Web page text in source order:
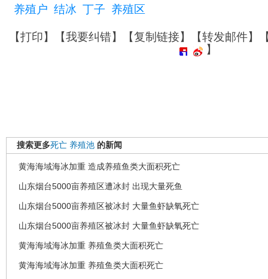
养殖户 结冰 丁子 养殖区
【打印】【我要纠错】【复制链接】【转发邮件】
】
搜索更多死亡 养殖池 的新闻
黄海海域海冰加重 造成养殖鱼类大面积死亡
山东烟台5000亩养殖区遭冰封 出现大量死鱼
山东烟台5000亩养殖区被冰封 大量鱼虾缺氧死亡
山东烟台5000亩养殖区被冰封 大量鱼虾缺氧死亡
黄海海域海冰加重 养殖鱼类大面积死亡
黄海海域海冰加重 养殖鱼类大面积死亡